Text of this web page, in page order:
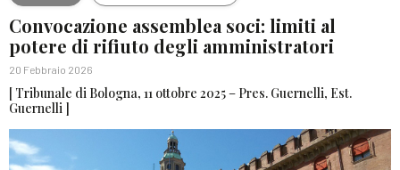
Convocazione assemblea soci: limiti al
potere di rifiuto degli amministratori
20 Febbraio 2026
[ Tribunale di Bologna, 11 ottobre 2025 – Pres. Guernelli, Est.
Guernelli ]